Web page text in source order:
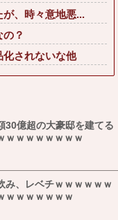
、時々意地悪...
？
化されないな他
30億超の大豪邸を建てる
ｗｗｗｗｗｗｗｗ
み、レベチｗｗｗｗｗｗ
ｗｗｗｗｗｗｗ